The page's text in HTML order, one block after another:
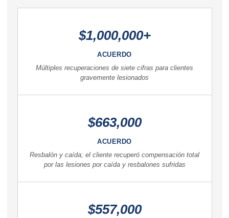
$1,000,000+
ACUERDO
Múltiples recuperaciones de siete cifras para clientes
gravemente lesionados
$663,000
ACUERDO
Resbalón y caída; el cliente recuperó compensación total
por las lesiones por caída y resbalones sufridas
$557,000